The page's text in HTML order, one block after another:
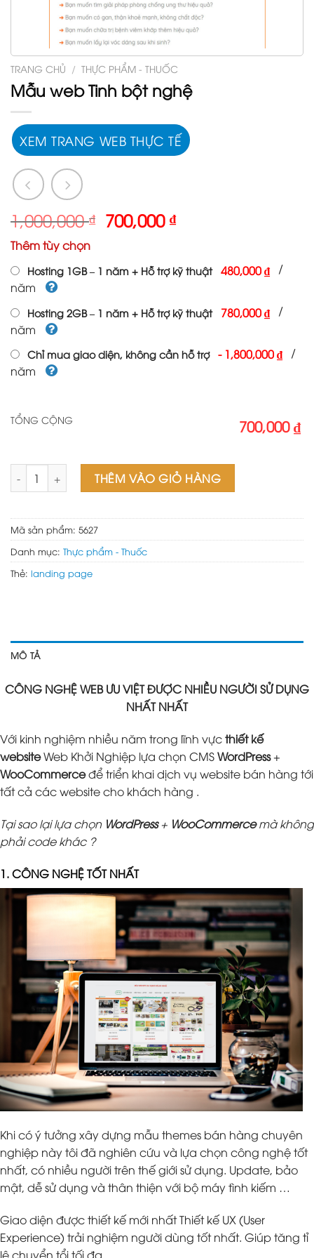
TRANG CHỦ / THỰC PHẨM - THUỐC
Mẫu web Tinh bột nghệ
XEM TRANG WEB THỰC TẾ
1,000,000₫ Giá
gốc
1,000,000 ₫.
700,000₫Giá
là:
Thêm tùy chọn
Hosting 1GB – 1 năm + Hỗ trợ kỹ thuật 480,000 ₫ /
năm
Hosting 2GB – 1 năm + Hỗ trợ kỹ thuật 780,000 ₫ /
năm
Chỉ mua giao diện, không cần hỗ trợ -1,800,000 ₫ /
năm
TỔNG CỘNG 700,000 ₫
Mẫu web Tinh bột nghệ số lượng
THÊM VÀO GIỎ HÀNG
Mã sản phẩm: 5627
Danh mục: Thực phẩm - Thuốc
Thẻ: landing page
MÔ TẢ
CÔNG NGHỆ WEB ƯU VIỆT ĐƯỢC NHIỀU NGƯỜI SỬ DỤNG
NHẤT NHẤT
Với kinh nghiệm nhiều năm trong lĩnh vựcthiết kế
websiteWeb Khởi Nghiệp lựa chọn CMSWordPress+
WooCommerceđể triển khai dịch vụ website bán hàng tới
tất cả các website cho khách hàng .
Tại sao lại lựa chọn WordPress+ WooCommercemà không
phải code khác ?
1. CÔNG NGHỆ TỐT NHẤT
Khi có ý tưởng xây dựng mẫu themes bán hàng chuyên
nghiệp này tôi đã nghiên cứu và lựa chọn công nghệ tốt
nhất, có nhiều người trên thế giới sử dụng. Update, bảo
mật, dễ sử dụng và thân thiện với bộ máy tình kiếm …
Giao diện được thiết kế mới nhất Thiết kế UX (User
Experience) trải nghiệm người dùng tốt nhất. Giúp tăng tỉ
lệ chuyển tổi tối đa.